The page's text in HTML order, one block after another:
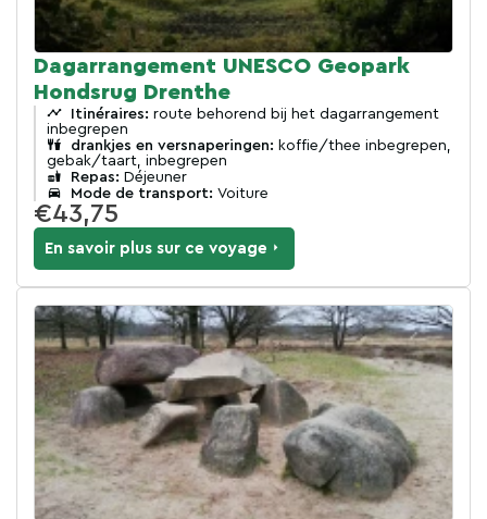
Dagarrangement UNESCO Geopark
Hondsrug Drenthe
Itinéraires: route behorend bij het dagarrangement
inbegrepen
drankjes en versnaperingen: koffie/thee inbegrepen,
gebak/taart, inbegrepen
Repas: Déjeuner
Mode de transport: Voiture
€43,75
En savoir plus sur ce voyage